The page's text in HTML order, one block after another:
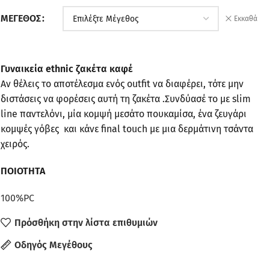
ΜΈΓΕΘΟΣ
Γυναικεία ethnic ζακέτα καφέ
Αν θέλεις το αποτέλεσμα ενός outfit να διαφέρει, τότε μην
διστάσεις να φορέσεις αυτή τη ζακέτα .Συνδύασέ το με slim
line παντελόνι, μία κομψή μεσάτο πουκαμίσα, ένα ζευγάρι
κομψές γόβες και κάνε final touch με μια δερμάτινη τσάντα
χειρός.
ΠΟΙΟΤΗΤΑ
100%PC
Πρόσθήκη στην λίστα επιθυμιών
Οδηγός Μεγέθους